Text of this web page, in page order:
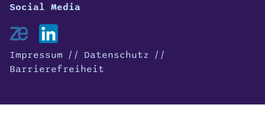
Impressum
Datenschutz
Barrierefreiheit